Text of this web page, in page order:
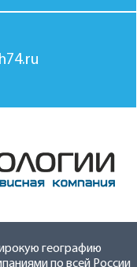
географию
по всей России